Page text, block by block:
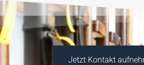
Jetzt Kontakt